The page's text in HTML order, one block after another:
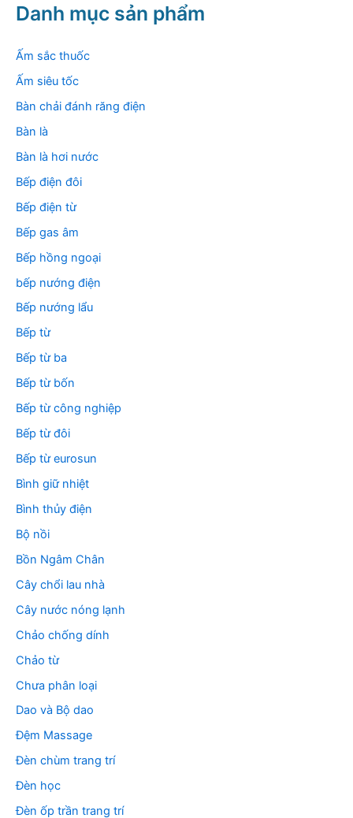
k
i
m
Danh mục sản phẩm
Ấm sắc thuốc
Ấm siêu tốc
Bàn chải đánh răng điện
Bàn là
Bàn là hơi nước
Bếp điện đôi
Bếp điện từ
Bếp gas âm
Bếp hồng ngoại
bếp nướng điện
Bếp nướng lẩu
Bếp từ
Bếp từ ba
Bếp từ bốn
Bếp từ công nghiệp
Bếp từ đôi
Bếp từ eurosun
Bình giữ nhiệt
Bình thủy điện
Bộ nồi
Bồn Ngâm Chân
Cây chổi lau nhà
Cây nước nóng lạnh
Chảo chống dính
Chảo từ
Chưa phân loại
Dao và Bộ dao
Đệm Massage
Đèn chùm trang trí
Đèn học
Đèn ốp trần trang trí